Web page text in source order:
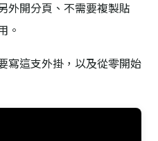
外開分頁、不需要複製貼
。
寫這支外掛，以及從零開始